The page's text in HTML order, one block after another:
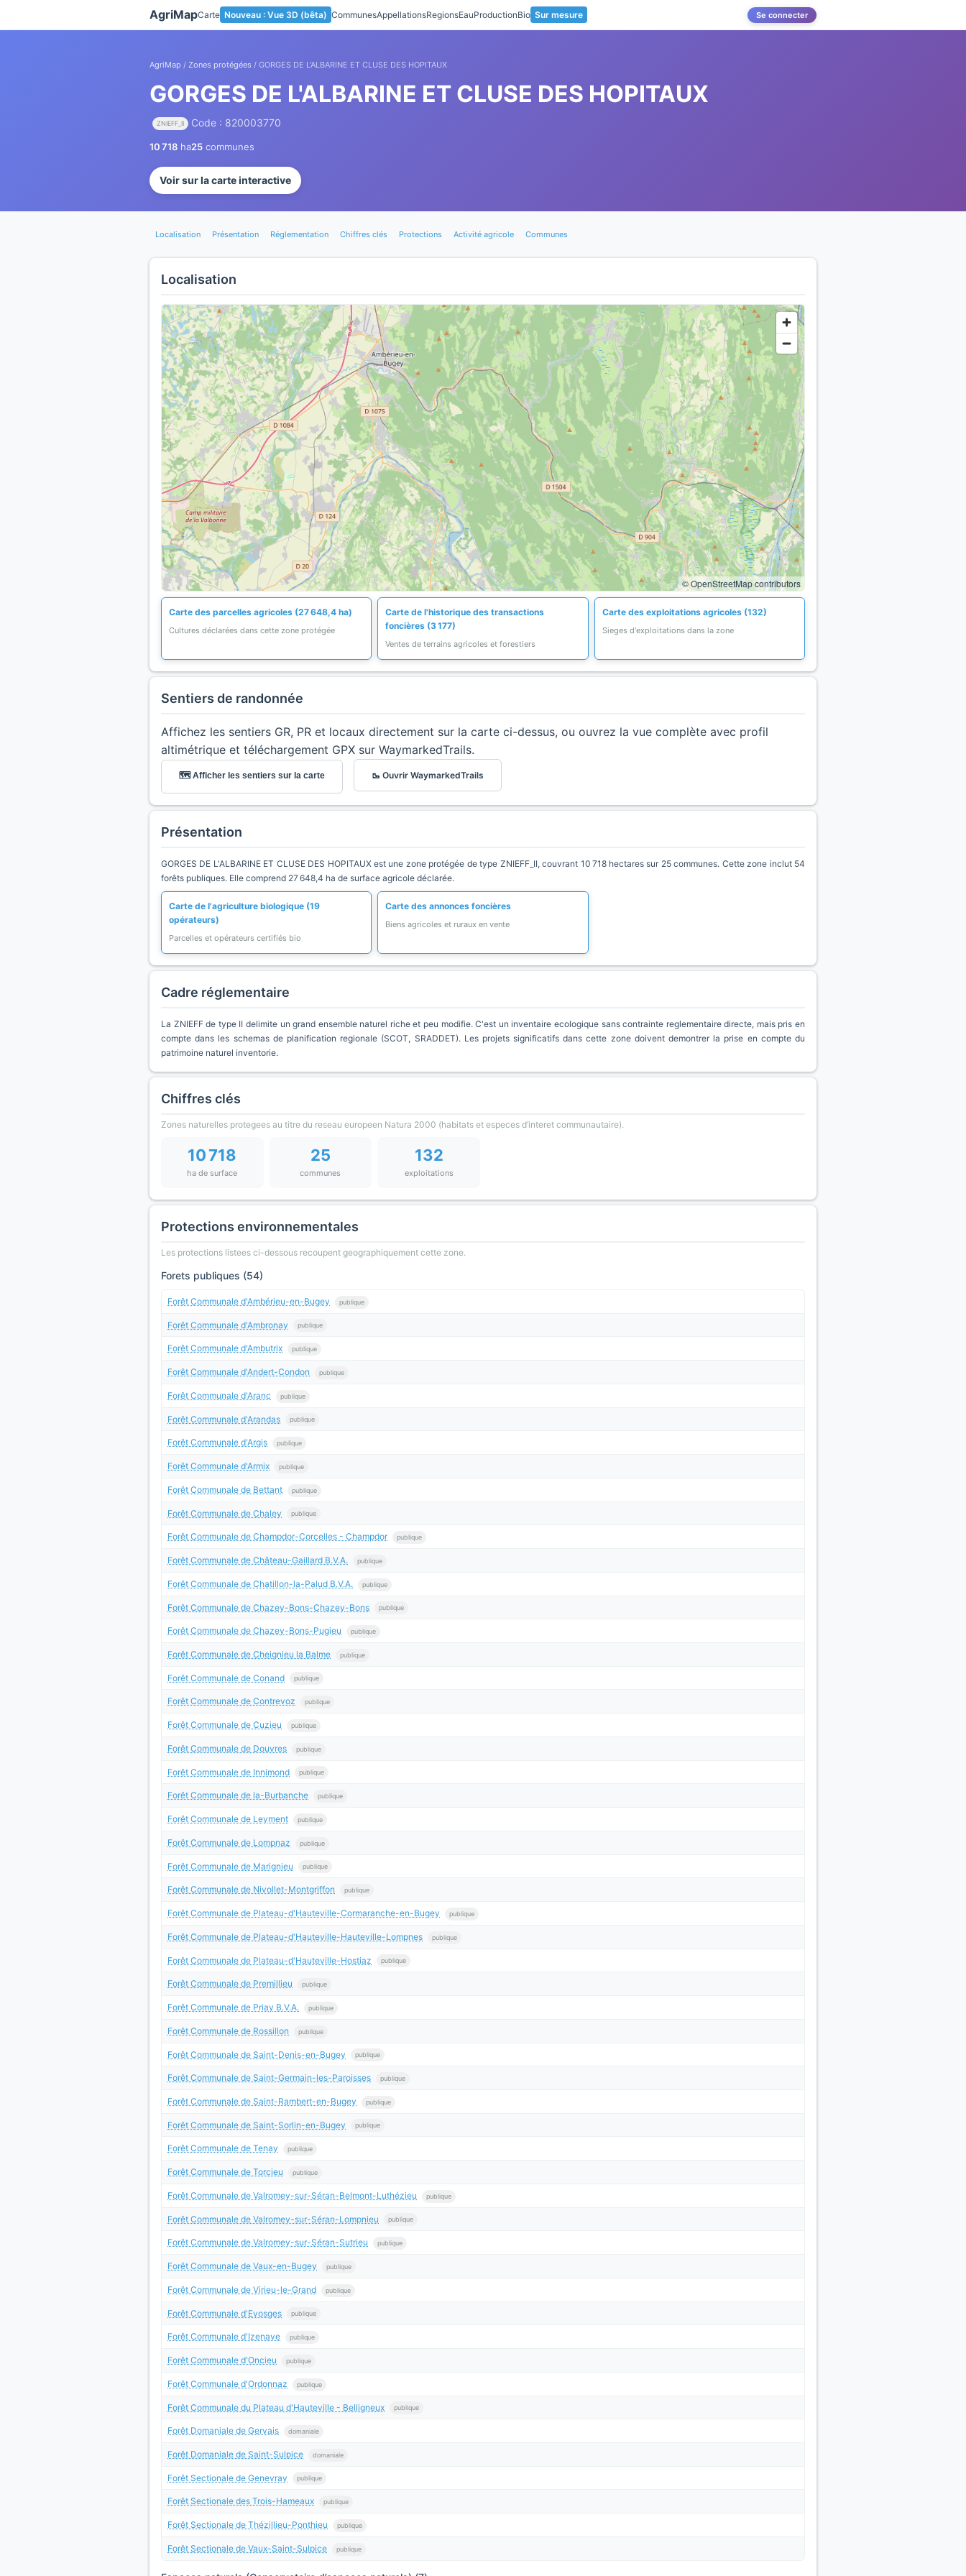
AgriMapCarte Nouveau : Vue 3D (bêta) CommunesAppellationsRegionsEauProductionBio Sur mesure Se connecter
AgriMap / Zones protégées / GORGES DE L'ALBARINE ET CLUSE DES HOPITAUX
GORGES DE L'ALBARINE ET CLUSE DES HOPITAUX
ZNIEFF_II Code : 820003770
10 718 ha25 communes
Voir sur la carte interactive
Localisation Présentation Réglementation Chiffres clés Protections Activité agricole Communes
Localisation
© OpenStreetMap contributors
Carte des parcelles agricoles (27 648,4 ha)
Cultures déclarées dans cette zone protégée
Carte de l'historique des transactions
foncières (3 177)
Ventes de terrains agricoles et forestiers
Carte des exploitations agricoles (132)
Sieges d'exploitations dans la zone
Sentiers de randonnée
Affichez les sentiers GR, PR et locaux directement sur la carte ci-dessus, ou ouvrez la vue complète avec profil
altimétrique et téléchargement GPX sur WaymarkedTrails.
🗺️ Afficher les sentiers sur la carte 🥾 Ouvrir WaymarkedTrails
Présentation
GORGES DE L'ALBARINE ET CLUSE DES HOPITAUX est une zone protégée de type ZNIEFF_II, couvrant 10 718 hectares sur 25 communes. Cette zone inclut 54
forêts publiques. Elle comprend 27 648,4 ha de surface agricole déclarée.
Carte de l'agriculture biologique (19
opérateurs)
Parcelles et opérateurs certifiés bio
Carte des annonces foncières
Biens agricoles et ruraux en vente
Cadre réglementaire
La ZNIEFF de type II delimite un grand ensemble naturel riche et peu modifie. C'est un inventaire ecologique sans contrainte reglementaire directe, mais pris en
compte dans les schemas de planification regionale (SCOT, SRADDET). Les projets significatifs dans cette zone doivent demontrer la prise en compte du
patrimoine naturel inventorie.
Chiffres clés
Zones naturelles protegees au titre du reseau europeen Natura 2000 (habitats et especes d’interet communautaire).
10 718
ha de surface
25
communes
132
exploitations
Protections environnementales
Les protections listees ci-dessous recoupent geographiquement cette zone.
Forets publiques (54)
Forêt Communale d'Ambérieu-en-Bugey publique
Forêt Communale d'Ambronay publique
Forêt Communale d'Ambutrix publique
Forêt Communale d'Andert-Condon publique
Forêt Communale d'Aranc publique
Forêt Communale d'Arandas publique
Forêt Communale d'Argis publique
Forêt Communale d'Armix publique
Forêt Communale de Bettant publique
Forêt Communale de Chaley publique
Forêt Communale de Champdor-Corcelles - Champdor publique
Forêt Communale de Château-Gaillard B.V.A. publique
Forêt Communale de Chatillon-la-Palud B.V.A. publique
Forêt Communale de Chazey-Bons-Chazey-Bons publique
Forêt Communale de Chazey-Bons-Pugieu publique
Forêt Communale de Cheignieu la Balme publique
Forêt Communale de Conand publique
Forêt Communale de Contrevoz publique
Forêt Communale de Cuzieu publique
Forêt Communale de Douvres publique
Forêt Communale de Innimond publique
Forêt Communale de la-Burbanche publique
Forêt Communale de Leyment publique
Forêt Communale de Lompnaz publique
Forêt Communale de Marignieu publique
Forêt Communale de Nivollet-Montgriffon publique
Forêt Communale de Plateau-d'Hauteville-Cormaranche-en-Bugey publique
Forêt Communale de Plateau-d'Hauteville-Hauteville-Lompnes publique
Forêt Communale de Plateau-d'Hauteville-Hostiaz publique
Forêt Communale de Premillieu publique
Forêt Communale de Priay B.V.A. publique
Forêt Communale de Rossillon publique
Forêt Communale de Saint-Denis-en-Bugey publique
Forêt Communale de Saint-Germain-les-Paroisses publique
Forêt Communale de Saint-Rambert-en-Bugey publique
Forêt Communale de Saint-Sorlin-en-Bugey publique
Forêt Communale de Tenay publique
Forêt Communale de Torcieu publique
Forêt Communale de Valromey-sur-Séran-Belmont-Luthézieu publique
Forêt Communale de Valromey-sur-Séran-Lompnieu publique
Forêt Communale de Valromey-sur-Séran-Sutrieu publique
Forêt Communale de Vaux-en-Bugey publique
Forêt Communale de Virieu-le-Grand publique
Forêt Communale d'Evosges publique
Forêt Communale d'Izenave publique
Forêt Communale d'Oncieu publique
Forêt Communale d'Ordonnaz publique
Forêt Communale du Plateau d'Hauteville - Belligneux publique
Forêt Domaniale de Gervais domaniale
Forêt Domaniale de Saint-Sulpice domaniale
Forêt Sectionale de Genevray publique
Forêt Sectionale des Trois-Hameaux publique
Forêt Sectionale de Thézillieu-Ponthieu publique
Forêt Sectionale de Vaux-Saint-Sulpice publique
Panneau de gestion des cookies